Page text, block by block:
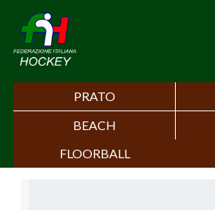
PRATO
BEACH
FLOORBALL